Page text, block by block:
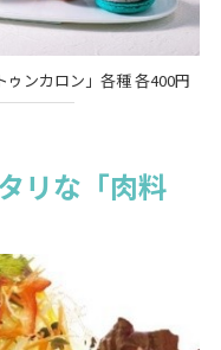
ゥンカロン」各種 各400円
リな「肉料